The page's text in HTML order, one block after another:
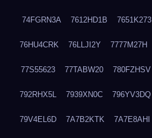
74FGRN3A 7612HD1B 7651K273
76HU4CRK 76LLJI2Y 7777M27H
77S55623 77TABW20 780FZHSV
792RHX5L 7939XN0C 796YV3DQ
79V4EL6D 7A7B2KTK 7A7E8AHI